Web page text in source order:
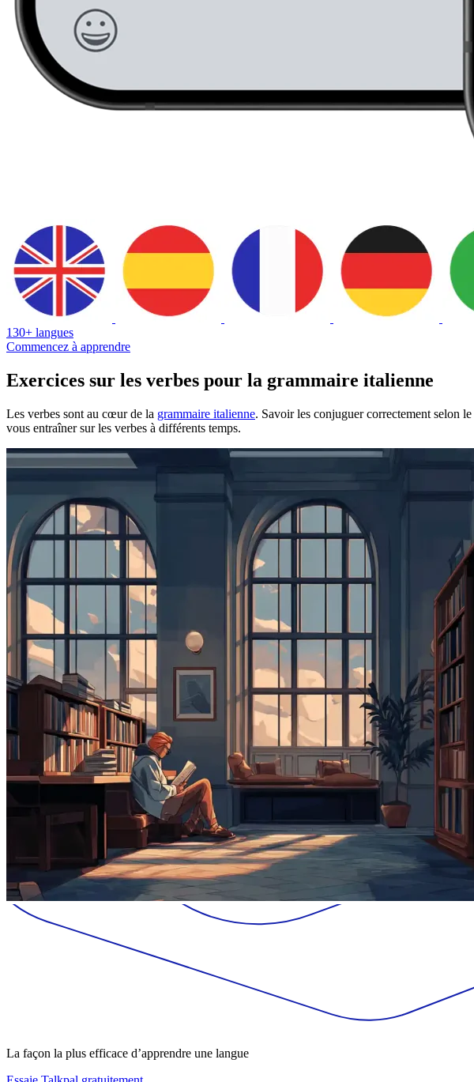
130+ langues
Commencez à apprendre
Exercices sur les verbes pour la grammaire italienne
Les verbes sont au cœur de la grammaire italienne. Savoir les conjuguer correctement selon le
vous entraîner sur les verbes à différents temps.
La façon la plus efficace d’apprendre une langue